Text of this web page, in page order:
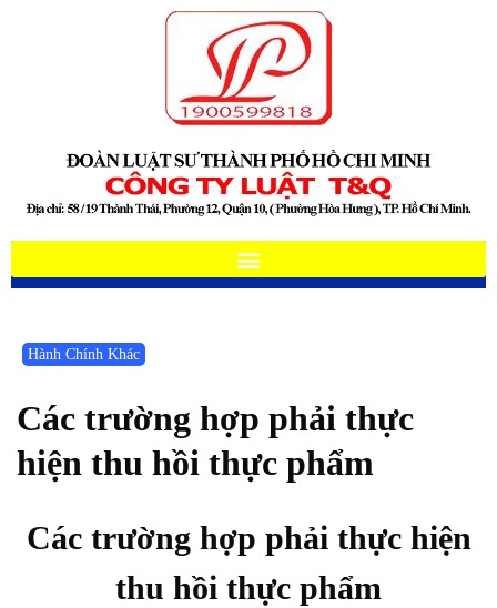
Hành Chính Khác
Các trường hợp phải thực
hiện thu hồi thực phẩm
Các trường hợp phải thực hiện
thu hồi thực phẩm